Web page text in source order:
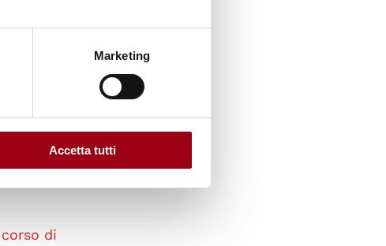
Marketing
Accetta tutti
di